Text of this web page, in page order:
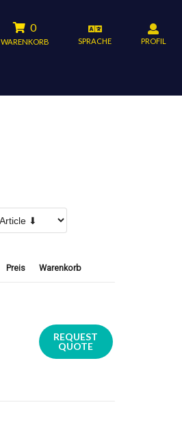
0
WARENKORB SPRACHE PROFIL
Preis Warenkorb
REQUEST
QUOTE